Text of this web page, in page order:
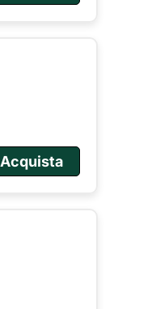
Acquista